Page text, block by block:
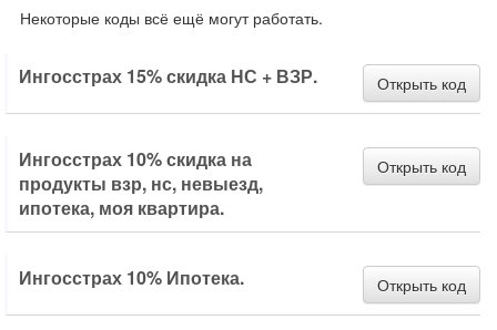
Некоторые коды всё ещё могут работать.
Ингосстрах 15% скидка НС + ВЗР. Открыть код
Ингосстрах 10% скидка на
продукты взр, нс, невыезд,
ипотека, моя квартира.
Открыть код
Ингосстрах 10% Ипотека. Открыть код